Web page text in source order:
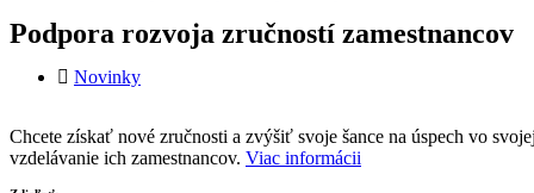
Podpora rozvoja zručností zamestnancov
Novinky
Chcete získať nové zručnosti a zvýšiť svoje šance na úspech vo
vzdelávanie ich zamestnancov. Viac informácii